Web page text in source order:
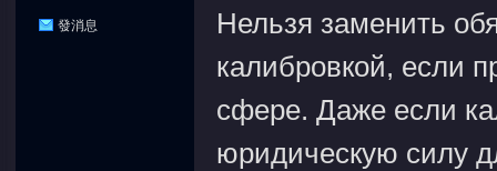
發消息
Нельзя заменить
калибровкой, если
сфере. Даже если
юридическую силу